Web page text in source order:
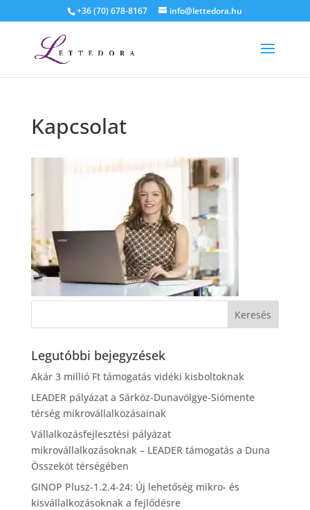
+36 (70) 678-8167 info@lettedora.hu
Kapcsolat
Legutóbbi bejegyzések
Akár 3 millió Ft támogatás vidéki kisboltoknak
LEADER pályázat a Sárköz-Dunavölgye-Siómente
térség mikrovállalkozásainak
Vállalkozásfejlesztési pályázat
mikrovállalkozásoknak – LEADER támogatás a Duna
Összeköt térségében
GINOP Plusz-1.2.4-24: Új lehetőség mikro- és
kisvállalkozásoknak a fejlődésre